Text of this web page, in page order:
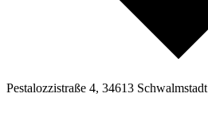
Pestalozzistraße 4, 34613 Schwalmstadt